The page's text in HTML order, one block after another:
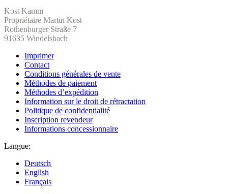
Kost Kamm
Propriétaire Martin Kost
Rothenburger Straße 7
91635 Windelsbach
Imprimer
Contact
Conditions générales de vente
Méthodes de paiement
Méthodes d’expédition
Information sur le droit de rétractation
Politique de confidentialité
Inscription revendeur
Informations concessionnaire
Langue:
Deutsch
English
Français